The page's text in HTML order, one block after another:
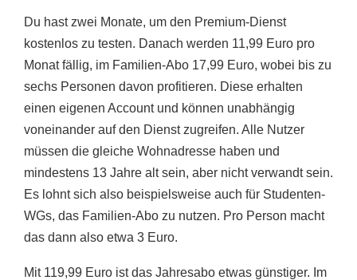
Du hast zwei Monate, um den Premium-Dienst
kostenlos zu testen. Danach werden 11,99 Euro pro
Monat fällig, im Familien-Abo 17,99 Euro, wobei bis zu
sechs Personen davon profitieren. Diese erhalten
einen eigenen Account und können unabhängig
voneinander auf den Dienst zugreifen. Alle Nutzer
müssen die gleiche Wohnadresse haben und
mindestens 13 Jahre alt sein, aber nicht verwandt sein.
Es lohnt sich also beispielsweise auch für Studenten-
WGs, das Familien-Abo zu nutzen. Pro Person macht
das dann also etwa 3 Euro.
Mit 119,99 Euro ist das Jahresabo etwas günstiger. Im